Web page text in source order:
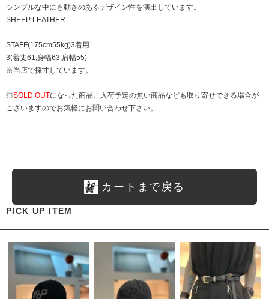
シンプルな中にも動きのあるデザイン性を演出しています。
SHEEP LEATHER
STAFF(175cm55kg)3着用
3(着丈61,身幅63,肩幅55)
※当店で採寸しています。
◎SOLD OUTになった商品、入荷予定の無い商品なども取り寄せできる場合が
ございますのでお気軽にお問い合わせ下さい。
カートまで戻る
PICK UP ITEM